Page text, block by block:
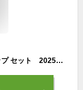
【予約】【ショッパー付き】シャネル メイクアップ セット 2025クリスマスコフレ 11月14日より順次発送 ギフト プレゼント